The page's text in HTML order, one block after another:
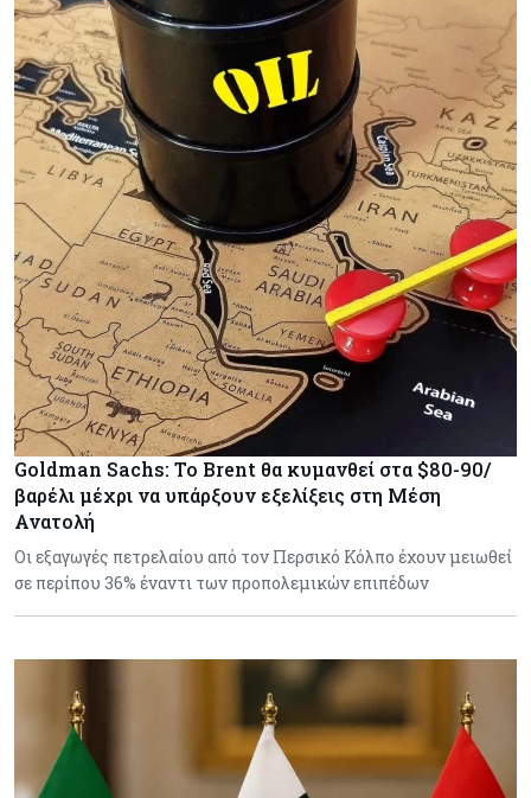
Goldman Sachs: Το Brent θα κυμανθεί στα $80-90/
βαρέλι μέχρι να υπάρξουν εξελίξεις στη Μέση
Ανατολή
Οι εξαγωγές πετρελαίου από τον Περσικό Κόλπο έχουν μειωθεί
σε περίπου 36% έναντι των προπολεμικών επιπέδων